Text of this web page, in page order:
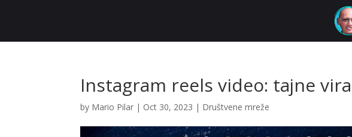
Instagram reels video: tajne
by Mario Pilar | Oct 30, 2023 | Društvene mreže